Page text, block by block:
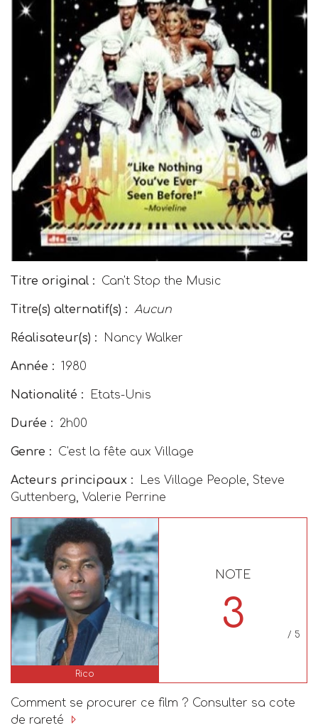
Titre original : Can't Stop the Music
Titre(s) alternatif(s) : Aucun
Réalisateur(s) : Nancy Walker
Année : 1980
Nationalité : Etats-Unis
Durée : 2h00
Genre : C'est la fête aux Village
Acteurs principaux :
Les Village People, Steve
Guttenberg, Valerie Perrine
Rico
NOTE
3 / 5
Comment se procurer ce film ? Consulter sa cote
de rareté